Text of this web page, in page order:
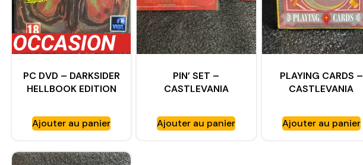
PC DVD – DARKSIDER
HELLBOOK EDITION
Ajouter au panier
PIN’ SET –
CASTLEVANIA
COLLECTION SOUS
BLISTER
Ajouter au panier
PLAYING CARDS –
CASTLEVANIA
COLLECTION SOUS
BLISTER
Ajouter au panier